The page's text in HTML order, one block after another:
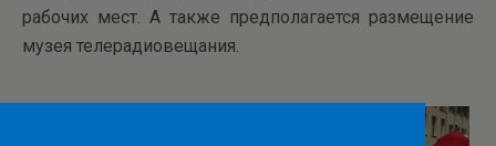
рабочих мест. А также предполагается размещение
музея телерадиовещания.